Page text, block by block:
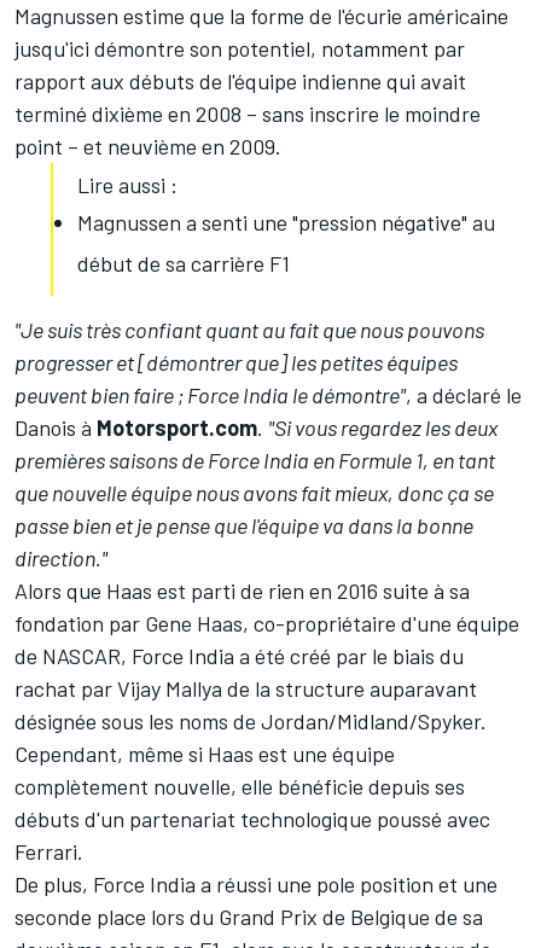
Magnussen estime que la forme de l'écurie américaine
jusqu'ici démontre son potentiel, notamment par
rapport aux débuts de l'équipe indienne qui avait
terminé dixième en 2008 – sans inscrire le moindre
point – et neuvième en 2009.
Lire aussi :
Magnussen a senti une "pression négative" au
début de sa carrière F1
"Je suis très confiant quant au fait que nous pouvons
progresser et [démontrer que] les petites équipes
peuvent bien faire ; Force India le démontre", a déclaré le
Danois à Motorsport.com. "Si vous regardez les deux
premières saisons de Force India en Formule 1, en tant
que nouvelle équipe nous avons fait mieux, donc ça se
passe bien et je pense que l'équipe va dans la bonne
direction."
Alors que Haas est parti de rien en 2016 suite à sa
fondation par Gene Haas, co-propriétaire d'une équipe
de NASCAR, Force India a été créé par le biais du
rachat par Vijay Mallya de la structure auparavant
désignée sous les noms de Jordan/Midland/Spyker.
Cependant, même si Haas est une équipe
complètement nouvelle, elle bénéficie depuis ses
débuts d'un partenariat technologique poussé avec
Ferrari.
De plus, Force India a réussi une pole position et une
seconde place lors du Grand Prix de Belgique de sa